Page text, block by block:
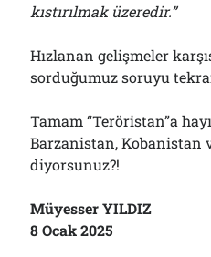
kıstırılmak üzeredir.”
Hızlanan gelişmeler
sorduğumuz soruyu
Tamam “Teröristan”a
Barzanistan, Kobanistan
diyorsunuz?!
Müyesser YILDIZ
8 Ocak 2025